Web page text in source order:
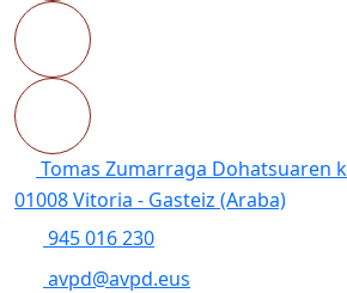
Tomas Zumarraga Dohatsuaren
01008 Vitoria - Gasteiz (Araba)
945 016 230
avpd@avpd.eus